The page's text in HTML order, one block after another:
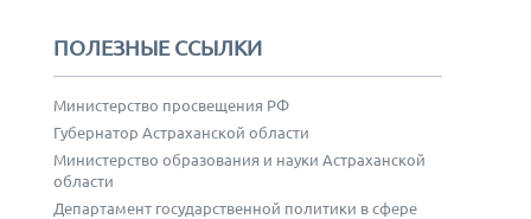
ПОЛЕЗНЫЕ ССЫЛКИ
Министерство просвещения РФ
Губернатор Астраханской области
Министерство образования и науки Астраханской
области
Департамент государственной политики в сфере